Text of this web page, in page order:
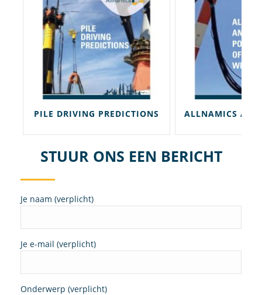
PILE DRIVING PREDICTIONS
STUUR ONS EEN BERICHT
Je naam (verplicht)
Je e-mail (verplicht)
Onderwerp (verplicht)